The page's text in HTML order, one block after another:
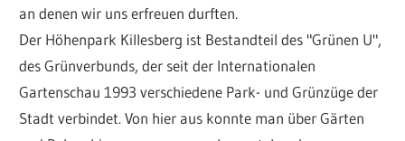
an denen wir uns erfreuen durften.
Der Höhenpark Killesberg ist Bestandteil des "Grünen U",
des Grünverbunds, der seit der Internationalen
Gartenschau 1993 verschiedene Park- und Grünzüge der
Stadt verbindet. Von hier aus konnte man über Gärten